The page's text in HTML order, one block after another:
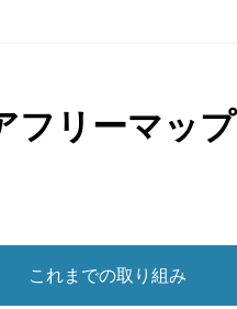
フリーマップ
これまでの取り組み